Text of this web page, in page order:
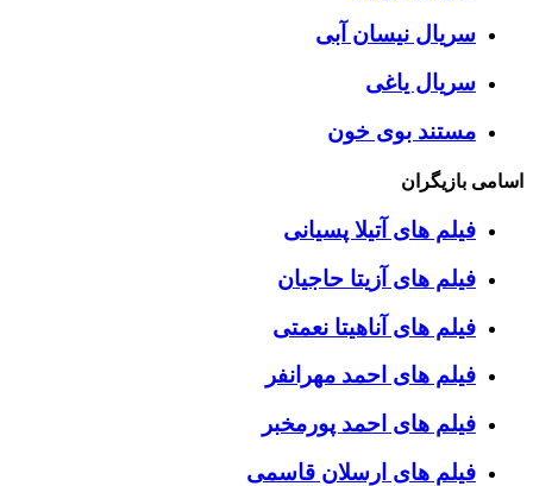
سریال نیسان آبی
سریال یاغی
مستند بوی خون
اسامی بازیگران
فیلم های آتیلا پسیانی
فیلم های آزیتا حاجیان
فیلم های آناهیتا نعمتی
فیلم های احمد مهرانفر
فیلم های احمد پورمخبر
فیلم های ارسلان قاسمی